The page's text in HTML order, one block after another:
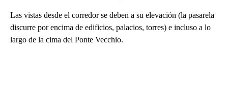
Las vistas desde el corredor se deben a su elevación (la pasarela
discurre por encima de edificios, palacios, torres) e incluso a lo
largo de la cima del Ponte Vecchio.